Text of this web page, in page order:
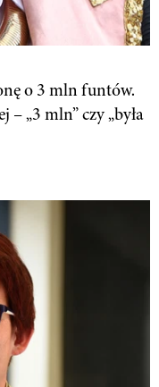
o 3 mln funtów.
– „3 mln” czy „była